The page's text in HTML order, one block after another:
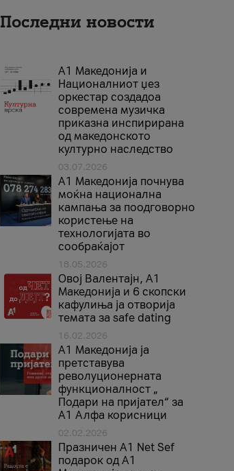
Последни новости
А1 Македонија и
Националниот џез
оркестар создадоа
современа музичка
приказна инспирирана
од македонското
културно наследство
03.07.2026
A1 Македонија почнува
моќна национална
кампања за поодговорно
користење на
технологијата во
сообраќајот
18.05.2026
Овој Валентајн, A1
Македонија и 6 скопски
кафулиња ја отворија
темата за safe dating
16.02.2026
А1 Македонија ја
претставува
револуционерната
функционалност „
Подари на пријател“ за
А1 Алфа корисници
02.02.2026
Празничен A1 Net Sеf
подарок од А1